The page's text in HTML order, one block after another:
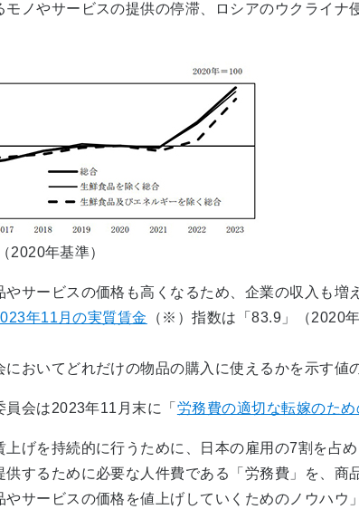
ノやサービスの提供の停滞、ロシアのウクライ
2020年基準）
サービスの価格も高くなるため、企業の収入も増
年11月の実質賃金
（※）指数は「83.9」（2020
おいてどれだけの物品の購入に使えるかを示す値
会は2023年11月末に「 労務費の適切な転嫁のた
げを持続的に行うために、日本の雇用の7割を占
するために必要な人件費である「労務費」を、
サービスの価格を値上げしていくためのノウハウ